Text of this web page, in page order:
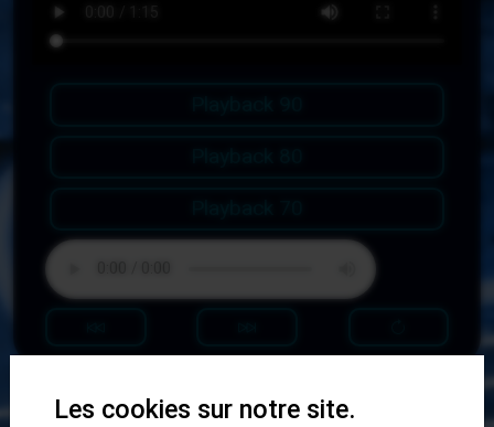
Les cookies sur notre site.